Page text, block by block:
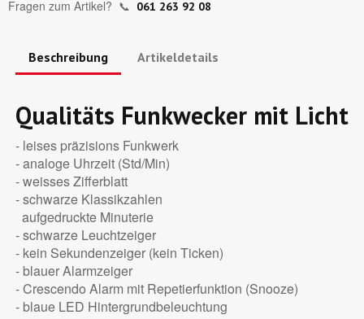
Fragen zum Artikel? 📞 061 263 92 08
Beschreibung Artikeldetails
Qualitäts Funkwecker mit Licht
- leises präzisions Funkwerk
- analoge Uhrzeit (Std/Min)
- weisses Zifferblatt
- schwarze Klassikzahlen
aufgedruckte Minuterie
- schwarze Leuchtzeiger
- kein Sekundenzeiger (kein Ticken)
- blauer Alarmzeiger
- Crescendo Alarm mit Repetierfunktion (Snooze)
- blaue LED Hintergrundbeleuchtung